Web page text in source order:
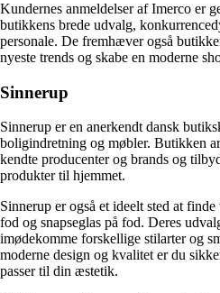
Kundernes anmeldelser af Imerco er
butikkens brede udvalg,
personale. De fremhæver også
nyeste trends og skabe en moderne
Sinnerup
Sinnerup er en anerkendt dansk
boligindretning og møbler. Butikken
kendte producenter og brands og
produkter til hjemmet.
Sinnerup er også et ideelt sted at
fod og snapseglas på fod. Deres
imødekomme forskellige stilarter og
moderne design og kvalitet er du
passer til din æstetik.